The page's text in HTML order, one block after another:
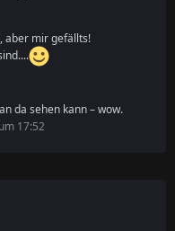
aber mir gefällts!
da sehen kann – wow.
17:52